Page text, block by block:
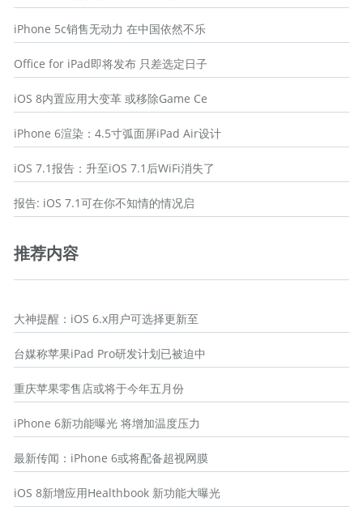
iPhone 5c销售无动力 在中国依然不乐
Office for iPad即将发布 只差选定日子
iOS 8内置应用大变革 或移除Game Ce
iPhone 6渲染：4.5寸弧面屏iPad Air设计
iOS 7.1报告：升至iOS 7.1后WiFi消失了
报告: iOS 7.1可在你不知情的情况启
推荐内容
大神提醒：iOS 6.x用户可选择更新至
台媒称苹果iPad Pro研发计划已被迫中
重庆苹果零售店或将于今年五月份
iPhone 6新功能曝光 将增加温度压力
最新传闻：iPhone 6或将配备超视网膜
iOS 8新增应用Healthbook 新功能大曝光